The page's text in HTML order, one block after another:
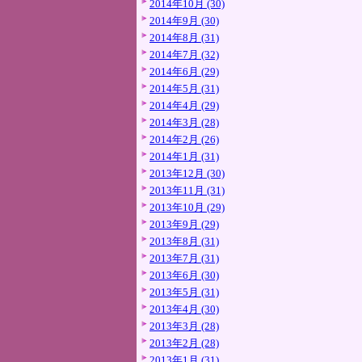
2014年10月 (30)
2014年9月 (30)
2014年8月 (31)
2014年7月 (32)
2014年6月 (29)
2014年5月 (31)
2014年4月 (29)
2014年3月 (28)
2014年2月 (26)
2014年1月 (31)
2013年12月 (30)
2013年11月 (31)
2013年10月 (29)
2013年9月 (29)
2013年8月 (31)
2013年7月 (31)
2013年6月 (30)
2013年5月 (31)
2013年4月 (30)
2013年3月 (28)
2013年2月 (28)